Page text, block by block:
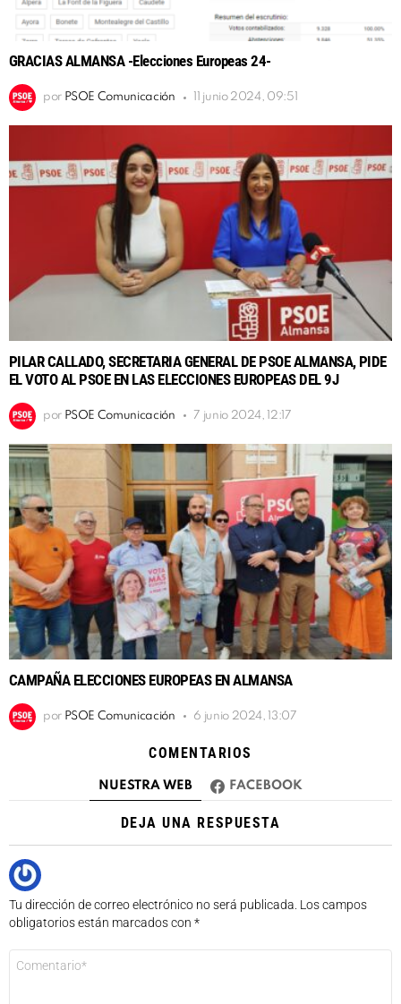
GRACIAS ALMANSA -Elecciones Europeas 24-
por PSOE Comunicación 11 junio 2024, 09:51
PILAR CALLADO, SECRETARIA GENERAL DE PSOE ALMANSA, PIDE
EL VOTO AL PSOE EN LAS ELECCIONES EUROPEAS DEL 9J
por PSOE Comunicación 7 junio 2024, 12:17
CAMPAÑA ELECCIONES EUROPEAS EN ALMANSA
por PSOE Comunicación 6 junio 2024, 13:07
COMENTARIOS
NUESTRA WEB FACEBOOK
DEJA UNA RESPUESTA
Tu dirección de correo electrónico no será publicada. Los campos
obligatorios están marcados con *